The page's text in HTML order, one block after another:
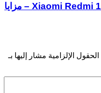
سعر ومواصفات هاتف Xiaomi Redmi 15C 4G – مزايا
الحقول الإلزامية مشار إليها بـ